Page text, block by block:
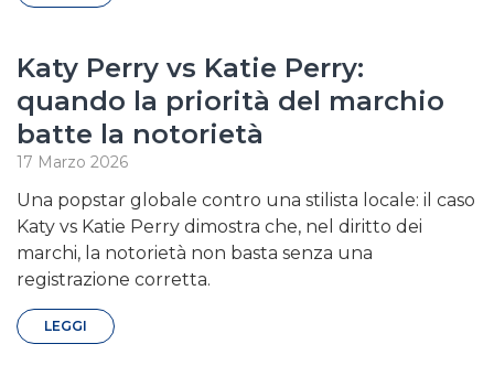
Katy Perry vs Katie Perry:
quando la priorità del marchio
batte la notorietà
17 Marzo 2026
Una popstar globale contro una stilista locale: il caso
Katy vs Katie Perry dimostra che, nel diritto dei
marchi, la notorietà non basta senza una
registrazione corretta.
LEGGI